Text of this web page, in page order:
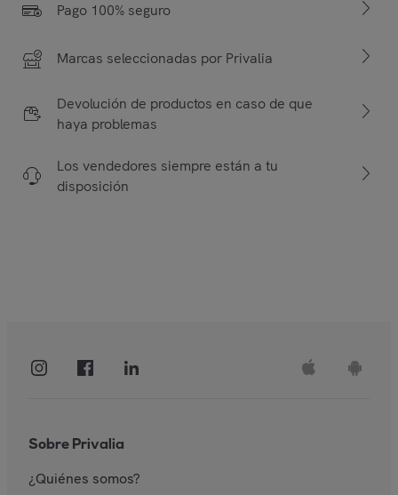
Pago 100% seguro
Marcas seleccionadas por Privalia
Devolución de productos en caso de que
haya problemas
Los vendedores siempre están a tu
disposición
Sobre Privalia
¿Quiénes somos?